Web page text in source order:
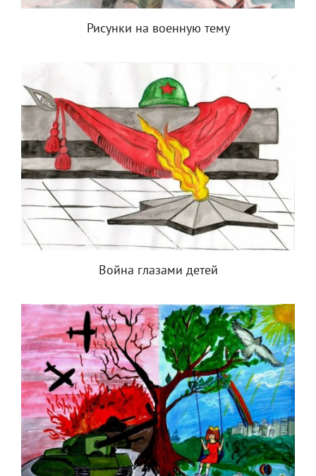
Рисунки на военную тему
Война глазами детей